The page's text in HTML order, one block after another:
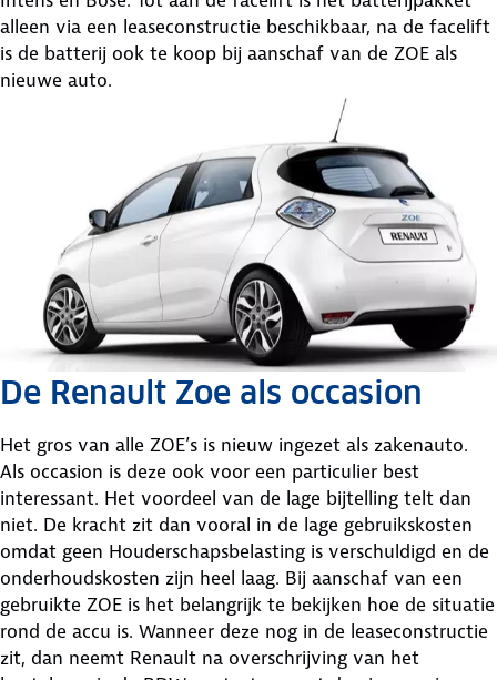
alleen via een leaseconstructie beschikbaar, na de facelift
is de batterij ook te koop bij aanschaf van de ZOE als
nieuwe auto.
De Renault Zoe als occasion
Het gros van alle ZOE’s is nieuw ingezet als zakenauto.
Als occasion is deze ook voor een particulier best
interessant. Het voordeel van de lage bijtelling telt dan
niet. De kracht zit dan vooral in de lage gebruikskosten
omdat geen Houderschapsbelasting is verschuldigd en de
onderhoudskosten zijn heel laag. Bij aanschaf van een
gebruikte ZOE is het belangrijk te bekijken hoe de situatie
rond de accu is. Wanneer deze nog in de leaseconstructie
zit, dan neemt Renault na overschrijving van het